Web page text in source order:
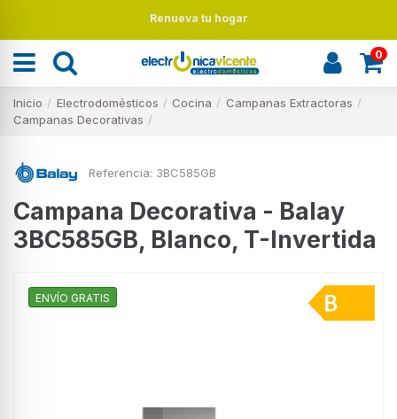
Renueva tu hogar
0
Inicio Electrodomésticos Cocina
Campanas Extractoras
Campanas Decorativas
Referencia: 3BC585GB
Campana Decorativa - Balay
3BC585GB, Blanco, T-Invertida
ENVÍO GRATIS